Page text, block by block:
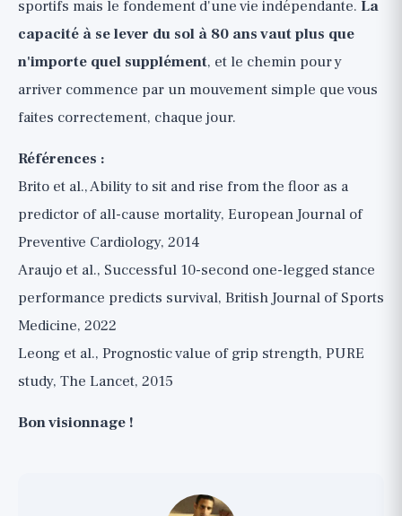
sportifs mais le fondement d'une vie indépendante. La
capacité à se lever du sol à 80 ans vaut plus que
n'importe quel supplément, et le chemin pour y
arriver commence par un mouvement simple que vous
faites correctement, chaque jour.
Références :
Brito et al., Ability to sit and rise from the floor as a
predictor of all-cause mortality, European Journal of
Preventive Cardiology, 2014
Araujo et al., Successful 10-second one-legged stance
performance predicts survival, British Journal of Sports
Medicine, 2022
Leong et al., Prognostic value of grip strength, PURE
study, The Lancet, 2015
Bon visionnage !